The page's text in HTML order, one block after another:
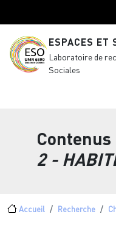
ESPACES ET
Laboratoire de
Sociales
Contenus
2 -
Fil d'Ariane
Accueil Recherche